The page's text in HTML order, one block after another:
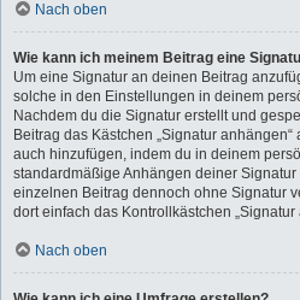
Nach oben
Wie kann ich meinem Beitrag eine
Um eine Signatur an deinen Beitrag
solche in den Einstellungen in deinem
Nachdem du die Signatur erstellt und
Beitrag das Kästchen „Signatur
auch hinzufügen, indem du in deinem
standardmäßige Anhängen deiner
einzelnen Beitrag dennoch ohne Signatur
dort einfach das Kontrollkästchen
Nach oben